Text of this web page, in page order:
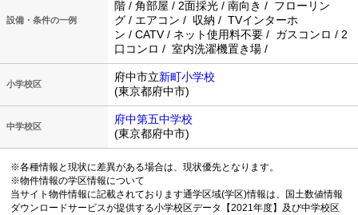
設備・条件の一例
階 / 角部屋 / 2面採光 / 南向き / フローリン
グ / エアコン / 収納 / TVインターホ
ン / CATV / ネット使用料不要 / ガスコンロ / 2
口コンロ / 室内洗濯機置き場 /
小学校区
府中市立新町小学校
(東京都府中市)
中学校区
府中第五中学校
(東京都府中市)
※各種情報と現状に差異がある場合は、現状優先となります。
※物件情報の学区情報について
当サイト物件情報に記載されております通学区域(学区)情報は、国土数値情報
ダウンロードサービスが提供する小学校区データ【2021年度】及び中学校区